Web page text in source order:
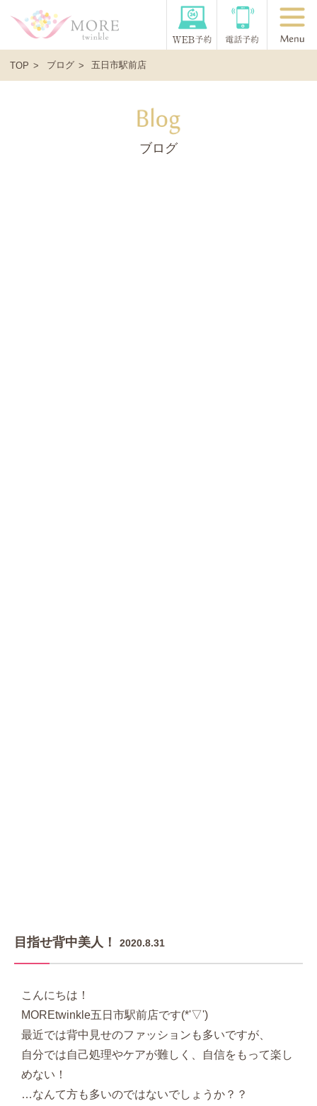
TOP ブログ 五日市駅前店
ブログ
目指せ背中美人！ 2020.8.31
こんにちは！
MOREtwinkle五日市駅前店です(*'▽')
最近では背中見せのファッションも多いですが、
自分では自己処理やケアが難しく、自信をもって楽し
めない！
…なんて方も多いのではないでしょうか？？